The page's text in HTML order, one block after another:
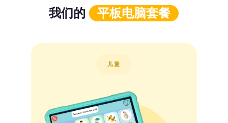
我们的 平板电脑套餐
儿童